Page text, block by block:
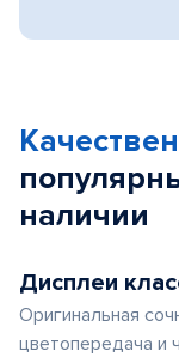
наличии
Дисплеи
Оригинальная
цветопередача и